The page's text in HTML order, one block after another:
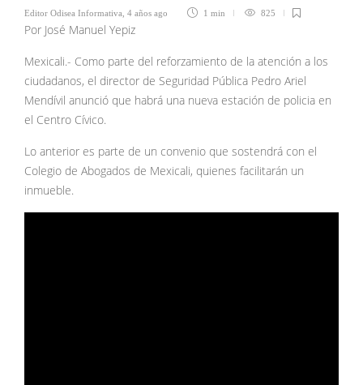
Editor Odisea Informativa 4 años ago 1 min 825
Por José Manuel Yepiz
Mexicali.- Como parte del reforzamiento de la atención a los
ciudadanos, el director de Seguridad Pública Pedro Ariel
Mendívil anunció que habrá una nueva estación de policia en
el Centro Cívico.
Lo anterior es parte de un convenio que sostendrá con el
Colegio de Abogados de Mexicali, quienes facilitarán un
inmueble.